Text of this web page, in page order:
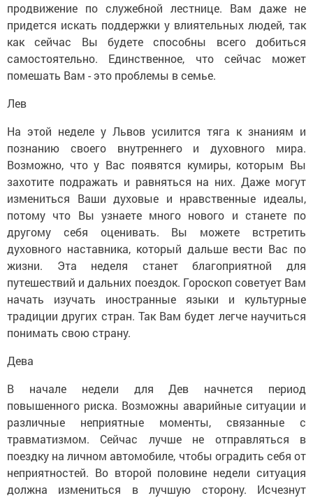
продвижение по служебной лестнице. Вам даже не
придется искать поддержки у влиятельных людей, так
как сейчас Вы будете способны всего добиться
самостоятельно. Единственное, что сейчас может
помешать Вам - это проблемы в семье.
Лев
На этой неделе у Львов усилится тяга к знаниям и
познанию своего внутреннего и духовного мира.
Возможно, что у Вас появятся кумиры, которым Вы
захотите подражать и равняться на них. Даже могут
измениться Ваши духовые и нравственные идеалы,
потому что Вы узнаете много нового и станете по
другому себя оценивать. Вы можете встретить
духовного наставника, который дальше вести Вас по
жизни. Эта неделя станет благоприятной для
путешествий и дальних поездок. Гороскоп советует Вам
начать изучать иностранные языки и культурные
традиции других стран. Так Вам будет легче научиться
понимать свою страну.
Дева
В начале недели для Дев начнется период
повышенного риска. Возможны аварийные ситуации и
различные неприятные моменты, связанные с
травматизмом. Сейчас лучше не отправляться в
поездку на личном автомобиле, чтобы оградить себя от
неприятностей. Во второй половине недели ситуация
должна измениться в лучшую сторону. Исчезнут